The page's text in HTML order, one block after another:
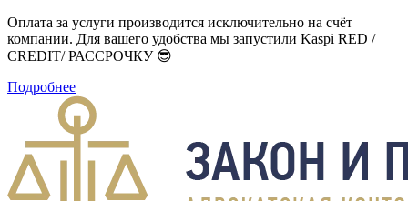
Оплата за услуги производится исключительно на счёт
компании. Для вашего удобства мы запустили Kaspi RED /
CREDIT/ РАССРОЧКУ 😎
Подробнее